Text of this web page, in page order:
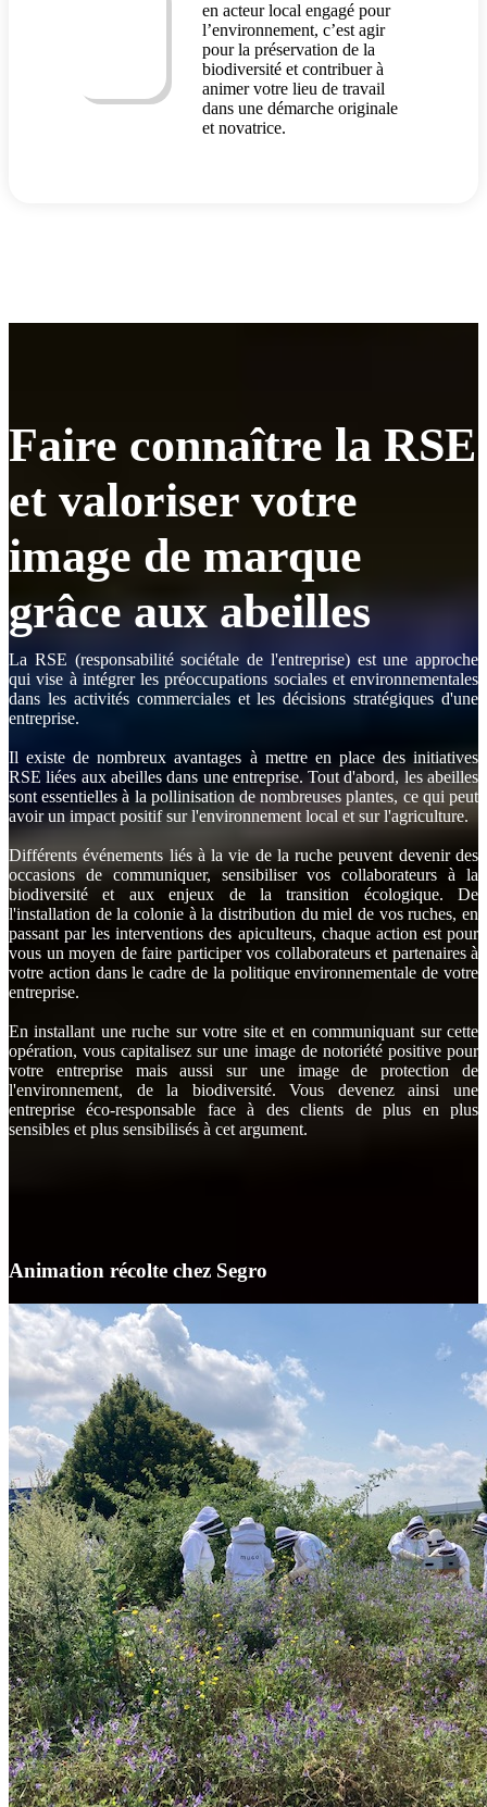
en acteur local engagé pour
l’environnement, c’est agir
pour la préservation de la
biodiversité et contribuer à
animer votre lieu de travail
dans une démarche originale
et novatrice.
Faire connaître la RSE
et valoriser votre
image de marque
grâce aux abeilles
La RSE (responsabilité sociétale de l'entreprise) est une approche
qui vise à intégrer les préoccupations sociales et environnementales
dans les activités commerciales et les décisions stratégiques d'une
entreprise.
Il existe de nombreux avantages à mettre en place des initiatives
RSE liées aux abeilles dans une entreprise. Tout d'abord, les abeilles
sont essentielles à la pollinisation de nombreuses plantes, ce qui peut
avoir un impact positif sur l'environnement local et sur l'agriculture.
Différents événements liés à la vie de la ruche peuvent devenir des
occasions de communiquer, sensibiliser vos collaborateurs à la
biodiversité et aux enjeux de la transition écologique. De
l'installation de la colonie à la distribution du miel de vos ruches, en
passant par les interventions des apiculteurs, chaque action est pour
vous un moyen de faire participer vos collaborateurs et partenaires à
votre action dans le cadre de la politique environnementale de votre
entreprise.
En installant une ruche sur votre site et en communiquant sur cette
opération, vous capitalisez sur une image de notoriété positive pour
votre entreprise mais aussi sur une image de protection de
l'environnement, de la biodiversité. Vous devenez ainsi une
entreprise éco-responsable face à des clients de plus en plus
sensibles et plus sensibilisés à cet argument.
Animation récolte chez Segro